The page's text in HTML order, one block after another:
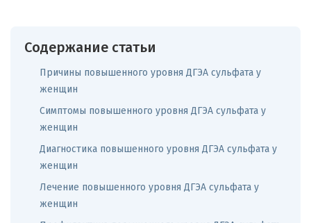
Содержание статьи
Причины повышенного уровня ДГЭА сульфата у
женщин
Симптомы повышенного уровня ДГЭА сульфата у
женщин
Диагностика повышенного уровня ДГЭА сульфата у
женщин
Лечение повышенного уровня ДГЭА сульфата у
женщин